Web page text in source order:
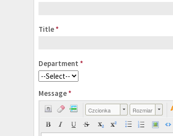
Title *
Department *
Message *
Czcionka Rozmiar